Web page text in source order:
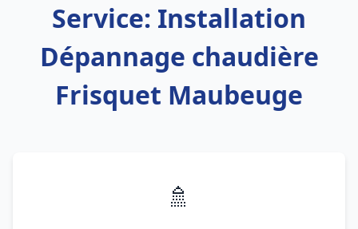
Service: Installation
Dépannage chaudière
Frisquet Maubeuge
🚿